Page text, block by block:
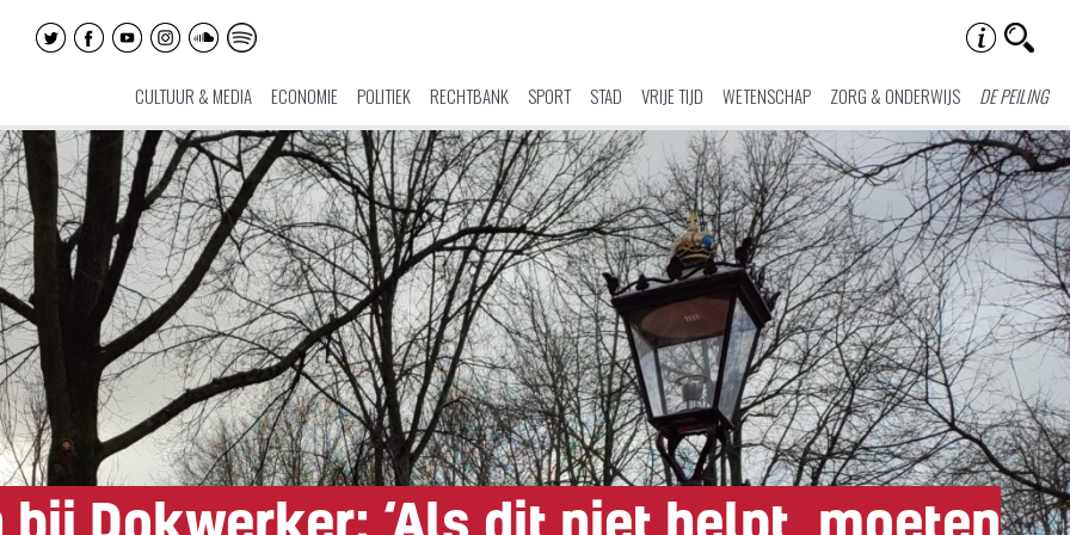
CULTUUR & MEDIA ECONOMIE POLITIEK RECHTBANK SPORT STAD VRIJE TIJD WETENSCHAP ZORG & ONDERWIJS DE PEILING
Dokwerker: ‘Als dit niet helpt, moeten